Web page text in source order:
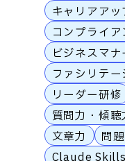
キャリアアッ
コンプライ
ビジネスマナ
ファシリテー
リーダー研修
質問力・傾聴
文章力
問
Claude Skills